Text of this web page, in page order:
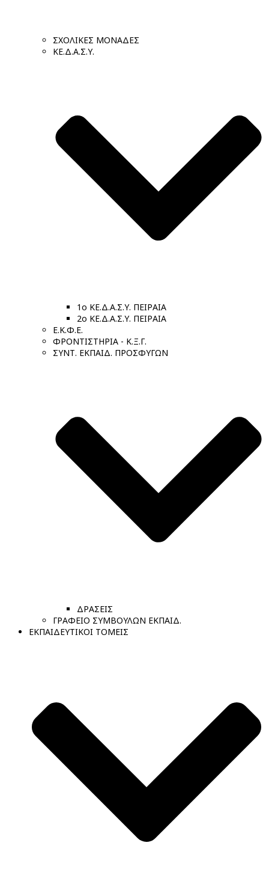
ΣΧΟΛΙΚΕΣ ΜΟΝΑΔΕΣ
ΚΕ.Δ.Α.Σ.Υ.
1ο ΚΕ.Δ.Α.Σ.Υ. ΠΕΙΡΑΙΑ
2ο ΚΕ.Δ.Α.Σ.Υ. ΠΕΙΡΑΙΑ
Ε.Κ.Φ.Ε.
ΦΡΟΝΤΙΣΤΗΡΙΑ - Κ.Ξ.Γ.
ΣΥΝΤ. ΕΚΠΑΙΔ. ΠΡΟΣΦΥΓΩΝ
ΔΡΑΣΕΙΣ
ΓΡΑΦΕΙΟ ΣΥΜΒΟΥΛΩΝ ΕΚΠΑΙΔ.
ΕΚΠΑΙΔΕΥΤΙΚΟΙ ΤΟΜΕΙΣ